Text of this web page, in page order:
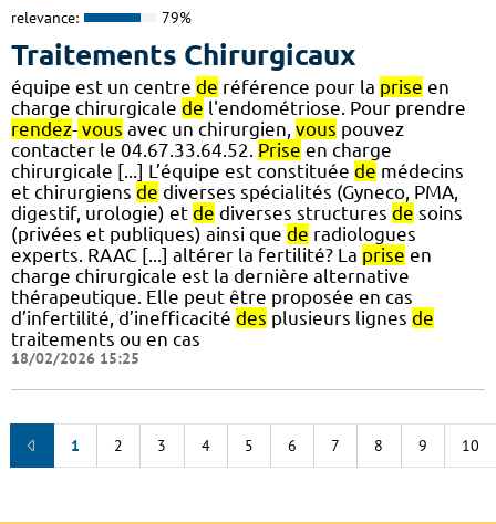
relevance: 79%
Traitements Chirurgicaux
équipe est un centre de référence pour la prise en
charge chirurgicale de l'endométriose. Pour prendre
rendez- vous avec un chirurgien, vous pouvez
contacter le 04.67.33.64.52. Prise en charge
chirurgicale [...] L’équipe est constituée de médecins
et chirurgiens de diverses spécialités (Gyneco, PMA,
digestif, urologie) et de diverses structures de soins
(privées et publiques) ainsi que de radiologues
experts. RAAC [...] altérer la fertilité? La prise en
charge chirurgicale est la dernière alternative
thérapeutique. Elle peut être proposée en cas
d’infertilité, d’inefficacité des plusieurs lignes de
traitements ou en cas
18/02/2026 15:25
1 2 3 4 5 6 7 8 9 10